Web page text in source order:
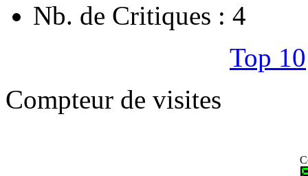
Nb. de Critiques : 4
Top 10
Compteur de visites